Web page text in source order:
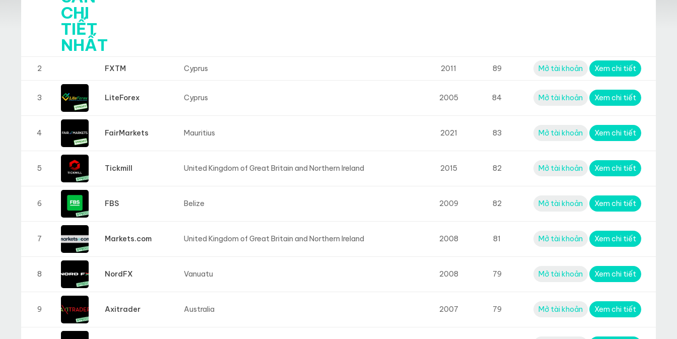
2 FXTM Cyprus 2011 89 Mở tài khoản Xem chi tiết
3 LiteForex Cyprus 2005 84 Mở tài khoản Xem chi tiết
4 FairMarkets Mauritius 2021 83 Mở tài khoản Xem chi tiết
5 Tickmill United Kingdom of Great Britain and Northern Ireland 2015 82 Mở tài khoản Xem chi tiết
6 FBS Belize 2009 82 Mở tài khoản Xem chi tiết
7 Markets.com United Kingdom of Great Britain and Northern Ireland 2008 81 Mở tài khoản Xem chi tiết
8 NordFX Vanuatu 2008 79 Mở tài khoản Xem chi tiết
9 Axitrader Australia 2007 79 Mở tài khoản Xem chi tiết